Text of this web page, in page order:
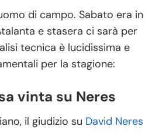
di campo. Sabato era in
e stasera ci sarà per
tecnica è lucidissima e
per la stagione:
vinta su Neres
il giudizio su David Neres